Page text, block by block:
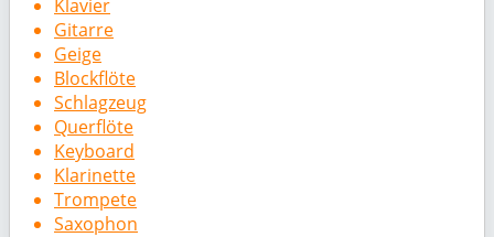
Klavier
Gitarre
Geige
Blockflöte
Schlagzeug
Querflöte
Keyboard
Klarinette
Trompete
Saxophon